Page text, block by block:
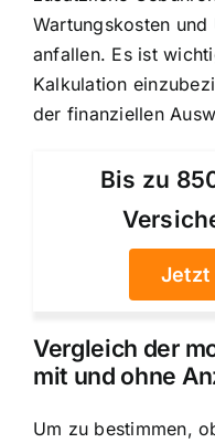
Wartungskosten und
anfallen. Es ist
Kalkulation
der finanziellen
Bis zu
Jetzt
Vergleich der
mit und ohne
Um zu bestimmen,